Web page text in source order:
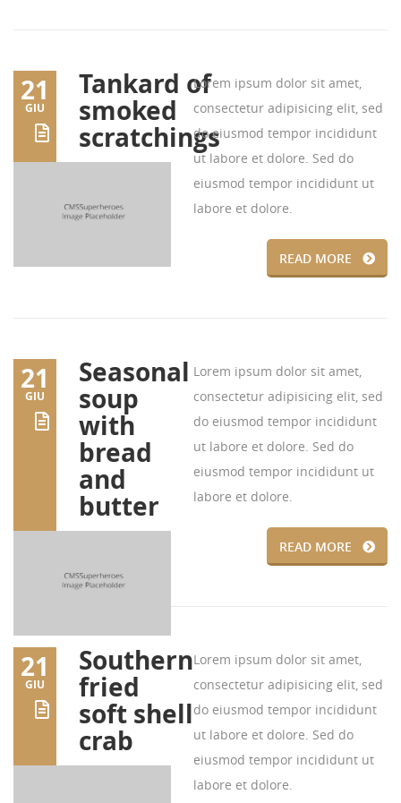
21
GIU
Tankard of
smoked
scratchings
Lorem ipsum dolor sit amet,
consectetur adipisicing elit, sed
do eiusmod tempor incididunt
ut labore et dolore. Sed do
eiusmod tempor incididunt ut
labore et dolore.
READ MORE
21
GIU
Seasonal
soup
with
bread
and
butter
Lorem ipsum dolor sit amet,
consectetur adipisicing elit, sed
do eiusmod tempor incididunt
ut labore et dolore. Sed do
eiusmod tempor incididunt ut
labore et dolore.
READ MORE
21
GIU
Southern
fried
soft shell
crab
Lorem ipsum dolor sit amet,
consectetur adipisicing elit, sed
do eiusmod tempor incididunt
ut labore et dolore. Sed do
eiusmod tempor incididunt ut
labore et dolore.